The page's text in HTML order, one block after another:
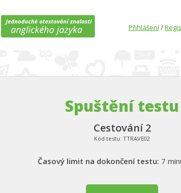
Přihlášení/
Spuštění testu
Cestování 2
Kód testu: TTRAVE02
Časový limit na dokončení testu: 7